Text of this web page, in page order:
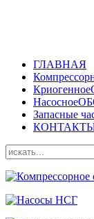
ГЛАВНАЯ
Криогенное
Насосное
Запасные